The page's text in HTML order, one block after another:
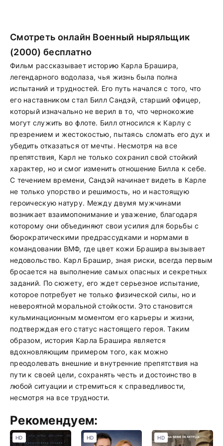
Смотреть онлайн Военный ныряльщик
(2000) бесплатно
Фильм рассказывает историю Карла Брашира,
легендарного водолаза, чья жизнь была полна
испытаний и трудностей. Его путь начался с того, что
его наставником стал Билл Сандэй, старший офицер,
который изначально не верил в то, что чернокожие
могут служить во флоте. Билл относился к Карлу с
презрением и жестокостью, пытаясь сломать его дух и
убедить отказаться от мечты. Несмотря на все
препятствия, Карл не только сохранил свой стойкий
характер, но и смог изменить отношение Билла к себе.
С течением времени, Сандэй начинает видеть в Карле
не только упорство и решимость, но и настоящую
героическую натуру. Между двумя мужчинами
возникает взаимопонимание и уважение, благодаря
которому они объединяют свои усилия для борьбы с
бюрократическими предрассудками и нормами в
командовании ВМФ, где цвет кожи Брашира вызывает
недовольство. Карл Брашир, зная риски, всегда первым
бросается на выполнение самых опасных и секретных
заданий. По сюжету, его ждет серьезное испытание,
которое потребует не только физической силы, но и
невероятной моральной стойкости. Это становится
кульминационным моментом его карьеры и жизни,
подтверждая его статус настоящего героя. Таким
образом, история Карла Брашира является
вдохновляющим примером того, как можно
преодолевать внешние и внутренние препятствия на
пути к своей цели, сохранять честь и достоинство в
любой ситуации и стремиться к справедливости,
несмотря на все трудности.
Рекомендуем:
HD HD HD